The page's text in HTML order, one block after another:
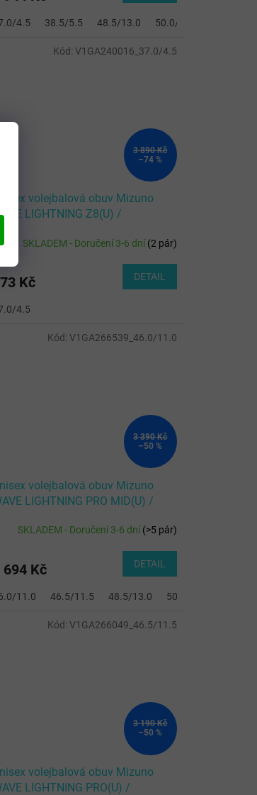
4.5 38.5/5.5 48.5/13.0 50.0/14.0
3 890 Kč
–74 %
volejbalová obuv Mizuno
LIGHTNING Z8(U) /
SKLADEM - Doručení 3-6 dní(2 pár)
Kč DETAIL
4.5
Kód: V1GA240016_37.0/4.5
3 390 Kč
–50 %
volejbalová obuv Mizuno
LIGHTNING PRO MID(U) /
SKLADEM - Doručení 3-6 dní(>5 pár)
694 Kč DETAIL
11.0 46.5/11.5 48.5/13.0 50.0/14.0
Kód: V1GA266539_46.0/11.0
3 190 Kč
–50 %
volejbalová obuv Mizuno
LIGHTNING PRO(U) /
Kód: V1GA266049_46.5/11.5